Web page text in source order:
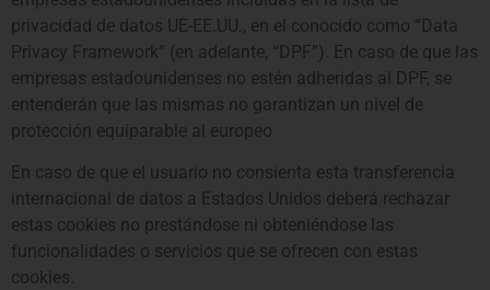
privacidad de datos UE-EE.UU., en el conocido como “Data
Privacy Framework” (en adelante, “DPF”). En caso de que las
empresas estadounidenses no estén adheridas al DPF, se
entenderán que las mismas no garantizan un nivel de
protección equiparable al europeo
En caso de que el usuario no consienta esta transferencia
internacional de datos a Estados Unidos deberá rechazar
estas cookies no prestándose ni obteniéndose las
funcionalidades o servicios que se ofrecen con estas
cookies.